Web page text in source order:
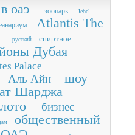
оаэ зоопарк Jebel
Atlantis The
русский спиртное
Дубая
Palace
Аль Айн шоу
Шарджа
бизнес
общественный